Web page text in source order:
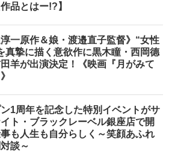
品とはー!?】
淳一原作＆娘・渡邉直子監督》“女性
真摯に描く意欲作に黒木瞳・西岡德
羊が出演決定！《映画『月がみて
1周年を記念した特別イベントがサ
ト・ブラックレーベル銀座店で開
も人生も自分らしく～笑顔あふれ
談～